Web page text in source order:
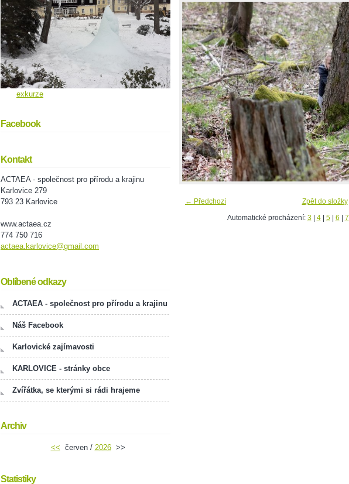
← Předchozí
Zpět do složky
Automatické procházení: 3| 4| 5| 6 7
exkurze
Facebook
Kontakt
ACTAEA - společnost pro přírodu a krajinu
Karlovice 279
793 23 Karlovice
www.actaea.cz
774 750 716
actaea.karlovice@gmail.com
Oblíbené odkazy
ACTAEA - společnost pro přírodu a krajinu
Náš Facebook
Karlovické zajímavosti
KARLOVICE - stránky obce
Zvířátka, se kterými si rádi hrajeme
Archiv
<< červen / 2026 >>
Statistiky